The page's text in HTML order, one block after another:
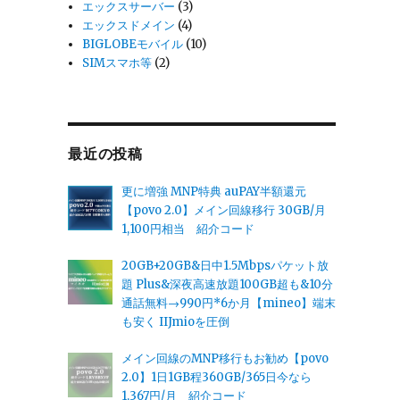
エックスサーバー (3)
エックスドメイン (4)
BIGLOBEモバイル (10)
SIMスマホ等 (2)
最近の投稿
更に増強 MNP特典 auPAY半額還元
【povo 2.0】メイン回線移行 30GB/月
1,100円相当 紹介コード
20GB+20GB&日中1.5Mbpsパケット放
題 Plus&深夜高速放題100GB超も&10分
通話無料→990円*6か月【mineo】端末
も安く IIJmioを圧倒
メイン回線のMNP移行もお勧め【povo
2.0】1日1GB程360GB/365日今なら
1,367円/月 紹介コード